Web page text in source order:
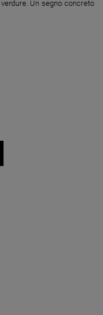
Un segno concreto